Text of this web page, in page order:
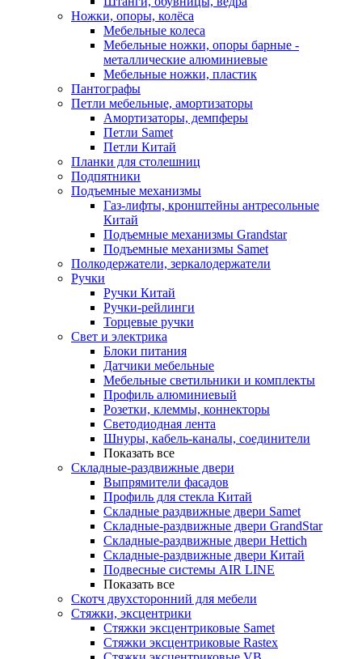
Ножки, опоры, колёса
Мебельные колеса
Мебельные ножки, опоры барные -
металлические алюминиевые
Мебельные ножки, пластик
Пантографы
Петли мебельные, амортизаторы
Амортизаторы, демпферы
Петли Samet
Петли Китай
Планки для столешниц
Подпятники
Подъемные механизмы
Газ-лифты, кронштейны антресольные
Китай
Подъемные механизмы Grandstar
Подъемные механизмы Samet
Полкодержатели, зеркалодержатели
Ручки
Ручки Китай
Ручки-рейлинги
Торцевые ручки
Свет и электрика
Блоки питания
Датчики мебельные
Мебельные светильники и комплекты
Профиль алюминиевый
Розетки, клеммы, коннекторы
Светодиодная лента
Шнуры, кабель-каналы, соединители
Показать все
Складные-раздвижные двери
Выпрямители фасадов
Профиль для стекла Китай
Складные раздвижные двери Samet
Складные-раздвижные двери GrandStar
Складные-раздвижные двери Hettich
Складные-раздвижные двери Китай
Подвесные системы AIR LINE
Показать все
Скотч двухсторонний для мебели
Стяжки, эксцентрики
Cтяжки эксцентриковые Samet
Стяжки эксцентриковые Rastex